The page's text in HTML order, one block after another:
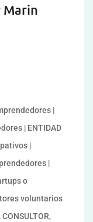
Marin
|
| ENTIDAD
|
|
o
voluntarios